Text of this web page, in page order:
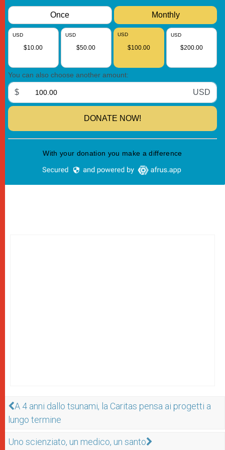
A 4 anni dallo tsunami, la Caritas pensa ai progetti a
lungo termine
Uno scienziato, un medico, un santo